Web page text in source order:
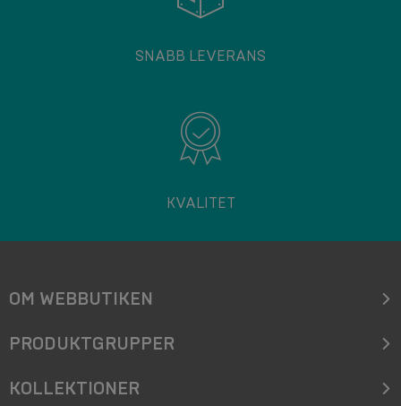
SNABB LEVERANS
KVALITET
OM WEBBUTIKEN
PRODUKTGRUPPER
KOLLEKTIONER